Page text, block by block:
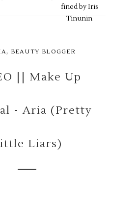
fined byIris
Tinunin
, BEAUTY BLOGGER
|| Make Up
- Aria (Pretty
Liars)